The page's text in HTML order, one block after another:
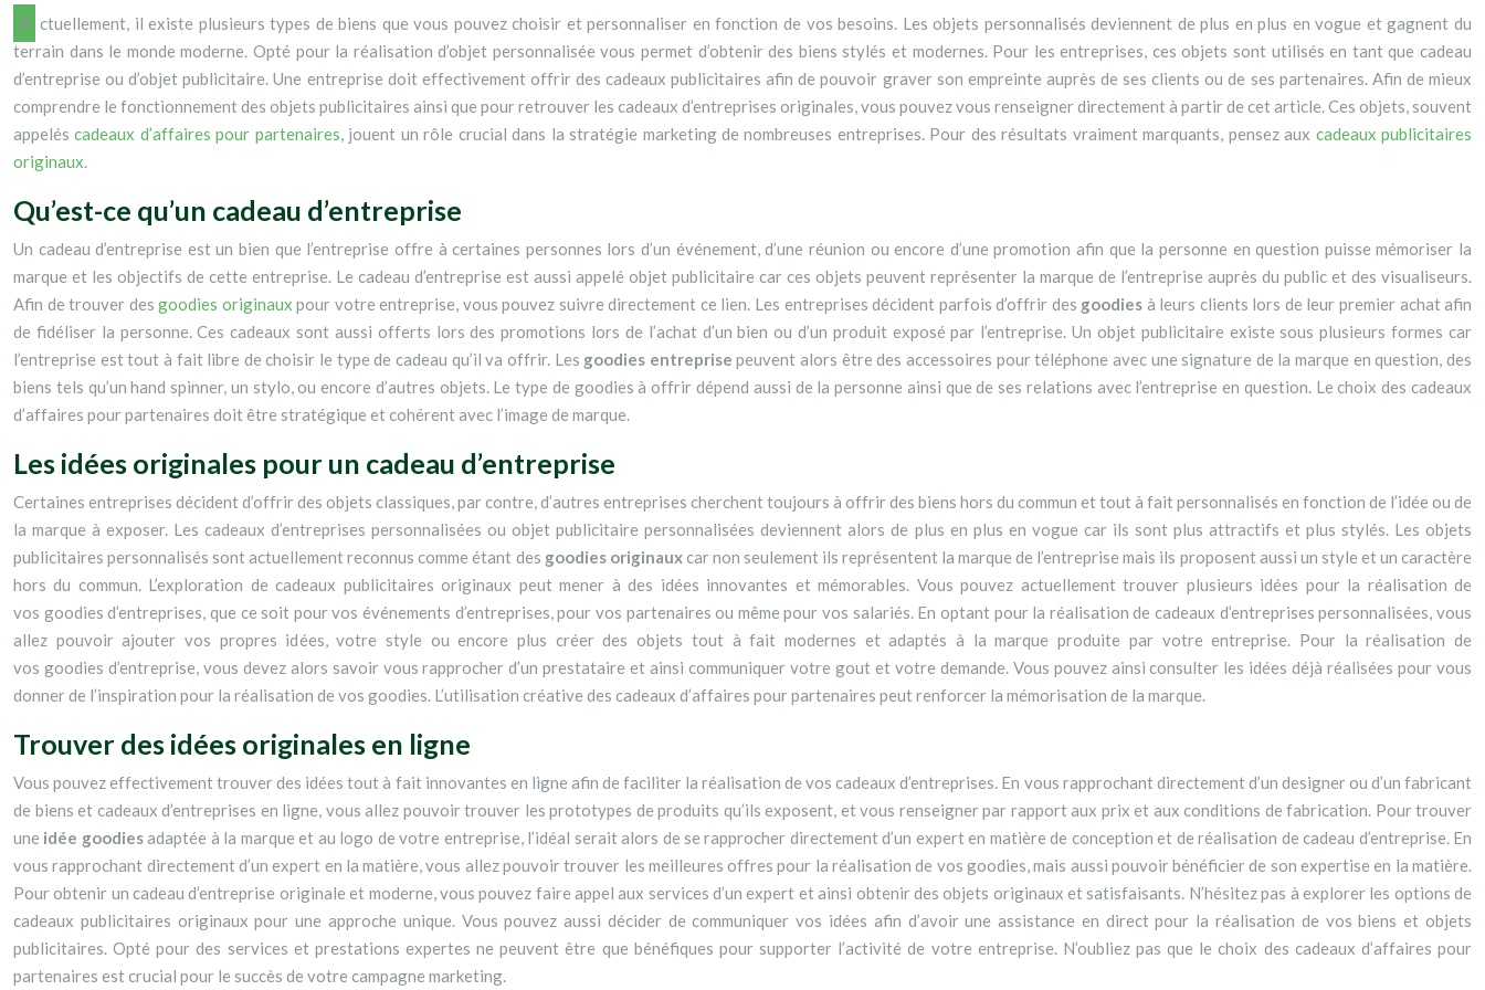
Actuellement, il existe plusieurs types de biens que vous pouvez choisir et personnaliser en fonction de vos besoins. Les objets personnalisés deviennent de plus en plus en vogue et gagnent du
terrain dans le monde moderne. Opté pour la réalisation d’objet personnalisée vous permet d’obtenir des biens stylés et modernes. Pour les entreprises, ces objets sont utilisés en tant que cadeau
d’entreprise ou d’objet publicitaire. Une entreprise doit effectivement offrir des cadeaux publicitaires afin de pouvoir graver son empreinte auprès de ses clients ou de ses partenaires. Afin de mieux
comprendre le fonctionnement des objets publicitaires ainsi que pour retrouver les cadeaux d’entreprises originales, vous pouvez vous renseigner directement à partir de cet article. Ces objets, souvent
appeléscadeaux d’affaires pour partenaires, jouent un rôle crucial dans la stratégie marketing de nombreuses entreprises. Pour des résultats vraiment marquants, pensez aux cadeaux publicitaires
originaux.
Qu’est-ce qu’un cadeau d’entreprise
Un cadeau d’entreprise est un bien que l’entreprise offre à certaines personnes lors d’un événement, d’une réunion ou encore d’une promotion afin que la personne en question puisse mémoriser la
marque et les objectifs de cette entreprise. Le cadeau d’entreprise est aussi appelé objet publicitaire car ces objets peuvent représenter la marque de l’entreprise auprès du public et des visualiseurs.
Afin de trouver desgoodies originaux pour votre entreprise, vous pouvez suivre directement ce lien. Les entreprises décident parfois d’offrir des goodies à leurs clients lors de leur premier achat afin
de fidéliser la personne. Ces cadeaux sont aussi offerts lors des promotions lors de l’achat d’un bien ou d’un produit exposé par l’entreprise. Un objet publicitaire existe sous plusieurs formes car
l’entreprise est tout à fait libre de choisir le type de cadeau qu’il va offrir. Les goodies entreprise peuvent alors être des accessoires pour téléphone avec une signature de la marque en question, des
biens tels qu’un hand spinner, un stylo, ou encore d’autres objets. Le type de goodies à offrir dépend aussi de la personne ainsi que de ses relations avec l’entreprise en question. Le choix des cadeaux
d’affaires pour partenaires doit être stratégique et cohérent avec l’image de marque.
Les idées originales pour un cadeau d’entreprise
Certaines entreprises décident d’offrir des objets classiques, par contre, d’autres entreprises cherchent toujours à offrir des biens hors du commun et tout à fait personnalisés en fonction de l’idée ou de
la marque à exposer. Les cadeaux d’entreprises personnalisées ou objet publicitaire personnalisées deviennent alors de plus en plus en vogue car ils sont plus attractifs et plus stylés. Les objets
publicitaires personnalisés sont actuellement reconnus comme étant des goodies originauxcar non seulement ils représentent la marque de l’entreprise mais ils proposent aussi un style et un caractère
hors du commun. L’exploration de cadeaux publicitaires originaux peut mener à des idées innovantes et mémorables. Vous pouvez actuellement trouver plusieurs idées pour la réalisation de
vos goodies d’entreprises, que ce soit pour vos événements d’entreprises, pour vos partenaires ou même pour vos salariés. En optant pour la réalisation de cadeaux d’entreprises personnalisées, vous
allez pouvoir ajouter vos propres idées, votre style ou encore plus créer des objets tout à fait modernes et adaptés à la marque produite par votre entreprise. Pour la réalisation de
vos goodies d’entreprise, vous devez alors savoir vous rapprocher d’un prestataire et ainsi communiquer votre gout et votre demande. Vous pouvez ainsi consulter les idées déjà réalisées pour vous
donner de l’inspiration pour la réalisation de vos goodies. L’utilisation créative des cadeaux d’affaires pour partenaires peut renforcer la mémorisation de la marque.
Trouver des idées originales en ligne
Vous pouvez effectivement trouver des idées tout à fait innovantes en ligne afin de faciliter la réalisation de vos cadeaux d’entreprises. En vous rapprochant directement d’un designer ou d’un fabricant
de biens et cadeaux d’entreprises en ligne, vous allez pouvoir trouver les prototypes de produits qu’ils exposent, et vous renseigner par rapport aux prix et aux conditions de fabrication. Pour trouver
une idée goodiesadaptée à la marque et au logo de votre entreprise, l’idéal serait alors de se rapprocher directement d’un expert en matière de conception et de réalisation de cadeau d’entreprise. En
vous rapprochant directement d’un expert en la matière, vous allez pouvoir trouver les meilleures offres pour la réalisation de vos goodies, mais aussi pouvoir bénéficier de son expertise en la matière.
Pour obtenir un cadeau d’entreprise originale et moderne, vous pouvez faire appel aux services d’un expert et ainsi obtenir des objets originaux et satisfaisants. N’hésitez pas à explorer les options de
cadeaux publicitaires originaux pour une approche unique. Vous pouvez aussi décider de communiquer vos idées afin d’avoir une assistance en direct pour la réalisation de vos biens et objets
publicitaires. Opté pour des services et prestations expertes ne peuvent être que bénéfiques pour supporter l’activité de votre entreprise. N’oubliez pas que le choix des cadeaux d’affaires pour
partenaires est crucial pour le succès de votre campagne marketing.